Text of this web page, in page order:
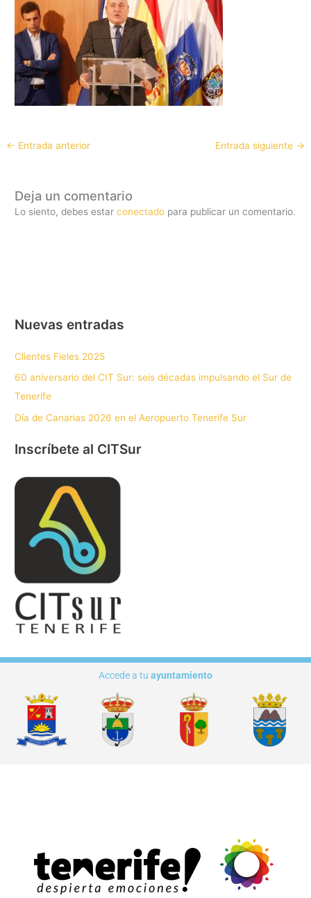
← Entrada anterior Entrada siguiente →
Deja un comentario
Lo siento, debes estarconectado para publicar un comentario.
Nuevas entradas
Clientes Fieles 2025
60 aniversario del CIT Sur: seis décadas impulsando el Sur de
Tenerife
Día de Canarias 2026 en el Aeropuerto Tenerife Sur
Inscríbete al CITSur
Accede a tu ayuntamiento